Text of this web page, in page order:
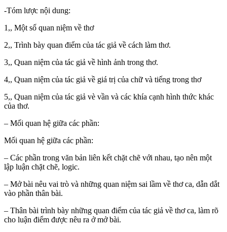
-Tóm lược nội dung:
1,, Một số quan niệm về thơ
2,, Trình bày quan điểm của tác giả về cách làm thơ.
3,, Quan niệm của tác giả về hình ảnh trong thơ.
4,, Quan niệm của tác giả về giá trị của chữ và tiếng trong thơ
5,, Quan niệm của tác giả vè vần và các khía cạnh hình thức khác
của thơ.
– Mối quan hệ giữa các phần:
Mối quan hệ giữa các phần:
– Các phần trong văn bản liên kết chặt chẽ với nhau, tạo nên một
lập luận chặt chẽ, logic.
– Mở bài nêu vai trò và những quan niệm sai lầm về thơ ca, dẫn dắt
vào phần thân bài.
– Thân bài trình bày những quan điểm của tác giả về thơ ca, làm rõ
cho luận điểm được nêu ra ở mở bài.